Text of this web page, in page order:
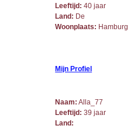
Leeftijd: 40 jaar
Land: De
Woonplaats: Hamburg
Mijn Profiel
Naam: Alla_77
Leeftijd: 39 jaar
Land: